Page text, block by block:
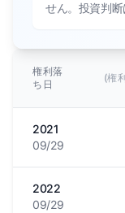
せん。投資判断
権利落
ち日
(権
2021
09/29
2022
09/29